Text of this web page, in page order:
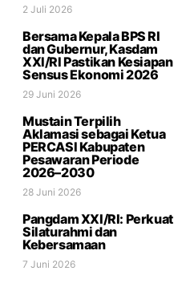
2 Juli 2026
Bersama Kepala BPS RI
dan Gubernur, Kasdam
XXI/RI Pastikan Kesiapan
Sensus Ekonomi 2026
29 Juni 2026
Mustain Terpilih
Aklamasi sebagai Ketua
PERCASI Kabupaten
Pesawaran Periode
2026–2030
28 Juni 2026
Pangdam XXI/RI: Perkuat
Silaturahmi dan
Kebersamaan
7 Juni 2026